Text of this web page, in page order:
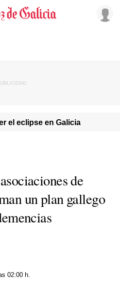
el eclipse en Galicia
de
un plan gallego
02:00 h.